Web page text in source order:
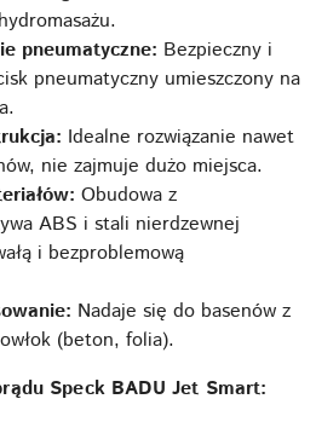
pneumatyczne: Bezpieczny i
pneumatyczny umieszczony na
Idealne rozwiązanie nawet
nie zajmuje dużo miejsca.
Obudowa z
ABS i stali nierdzewnej
i bezproblemową
Nadaje się do basenów z
(beton, folia).
Speck BADU Jet Smart: